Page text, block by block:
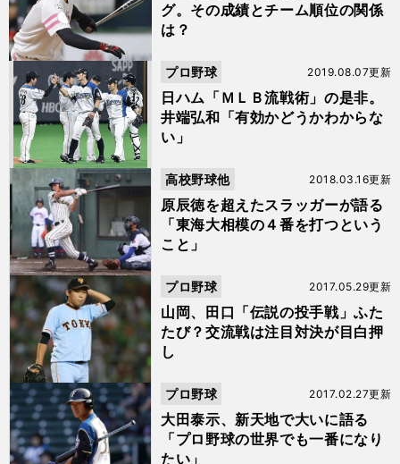
グ。その成績とチーム順位の関係
は？
日ハム「ＭＬＢ流戦術」の是非。
井端弘和「有効かどうかわからな
い」
2019.08.07更新
プロ野球
原辰徳を超えたスラッガーが語る
「東海大相模の４番を打つという
こと」
2018.03.16更新
高校野球他
山岡、田口「伝説の投手戦」ふた
たび？交流戦は注目対決が目白押
し
2017.05.29更新
プロ野球
大田泰示、新天地で大いに語る
「プロ野球の世界でも一番になり
たい」
2017.02.27更新
プロ野球